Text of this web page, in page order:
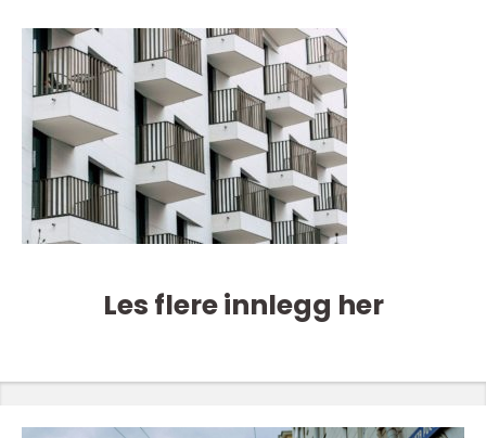
Les flere innlegg her